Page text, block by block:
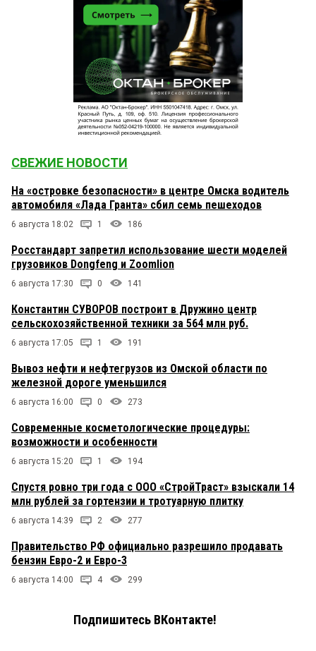
СВЕЖИЕ НОВОСТИ
На «островке безопасности» в центре Омска водитель
автомобиля «Лада Гранта» сбил семь пешеходов
6 августа 18:02 1 186
Росстандарт запретил использование шести моделей
грузовиков Dongfeng и Zoomlion
6 августа 17:30 0 141
Константин СУВОРОВ построит в Дружино центр
сельскохозяйственной техники за 564 млн руб.
6 августа 17:05 1 191
Вывоз нефти и нефтегрузов из Омской области по
железной дороге уменьшился
6 августа 16:00 0 273
Современные косметологические процедуры:
возможности и особенности
6 августа 15:20 1 194
Спустя ровно три года с ООО «СтройТраст» взыскали 14
млн рублей за гортензии и тротуарную плитку
6 августа 14:39 2 277
Правительство РФ официально разрешило продавать
бензин Евро-2 и Евро-3
6 августа 14:00 4 299
Подпишитесь ВКонтакте!